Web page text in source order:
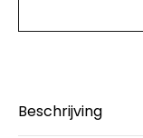
Beschrijving